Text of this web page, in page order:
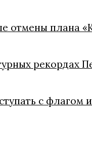
отмены плана
рекордах
с флагом